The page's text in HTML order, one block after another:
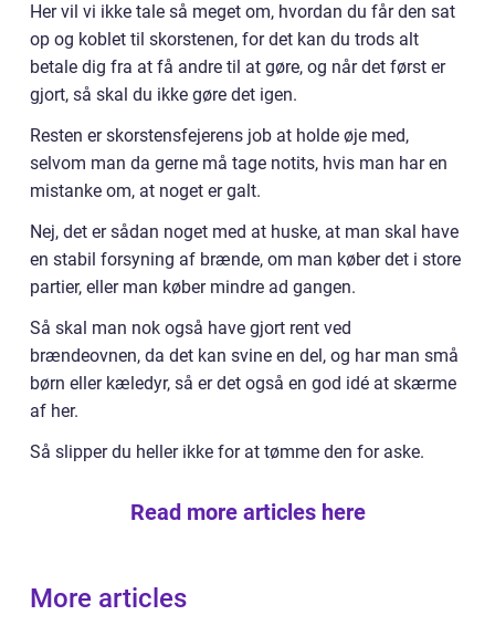
Her vil vi ikke tale så meget om, hvordan du får den sat
op og koblet til skorstenen, for det kan du trods alt
betale dig fra at få andre til at gøre, og når det først er
gjort, så skal du ikke gøre det igen.
Resten er skorstensfejerens job at holde øje med,
selvom man da gerne må tage notits, hvis man har en
mistanke om, at noget er galt.
Nej, det er sådan noget med at huske, at man skal have
en stabil forsyning af brænde, om man køber det i store
partier, eller man køber mindre ad gangen.
Så skal man nok også have gjort rent ved
brændeovnen, da det kan svine en del, og har man små
børn eller kæledyr, så er det også en god idé at skærme
af her.
Så slipper du heller ikke for at tømme den for aske.
Read more articles here
More articles